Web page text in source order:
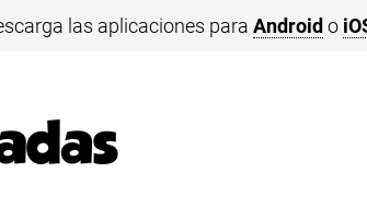
las aplicaciones para Android o